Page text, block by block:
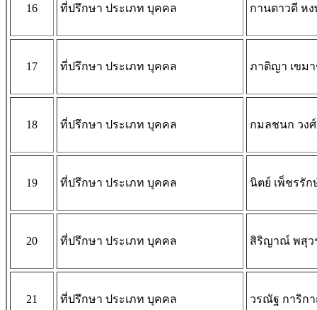
16 ที่ปรึกษา ประเภท บุคคล กานดาวดี ห
17 ที่ปรึกษา ประเภท บุคคล ภาติญา เขม
18 ที่ปรึกษา ประเภท บุคคล กมลชนก วงศ์
19 ที่ปรึกษา ประเภท บุคคล นิตย์ เพ็ชรรัก
20 ที่ปรึกษา ประเภท บุคคล สิริญาณ์ พสุว
21 ที่ปรึกษา ประเภท บุคคล วรณัฐ การิก